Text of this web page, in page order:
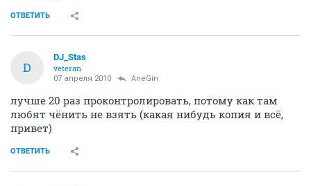
ОТВЕТИТЬ
D
DJ_Stas
veteran
07 апреля 2010 AneGin
лучше 20 раз проконтролировать, потому как там
любят чёнить не взять (какая нибудь копия и всё,
привет)
ОТВЕТИТЬ